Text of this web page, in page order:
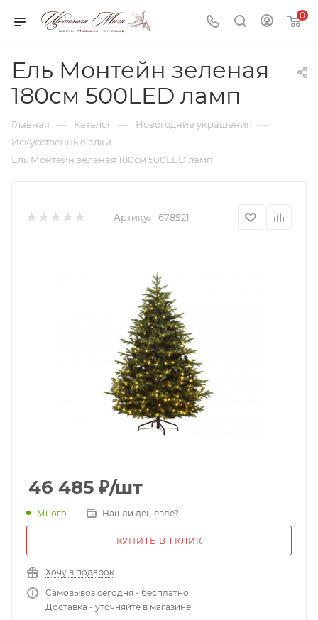
0
Ель Монтейн зеленая
180см 500LED ламп
Главная — Каталог — Новогодние украшения —
Искусственные елки —
Ель Монтейн зеленая 180см 500LED ламп
Артикул: 678921
46 485 ₽/шт
Много Нашли дешевле?
КУПИТЬ В 1 КЛИК
Хочу в подарок
Самовывоз сегодня - бесплатно
Доставка - уточняйте в магазине